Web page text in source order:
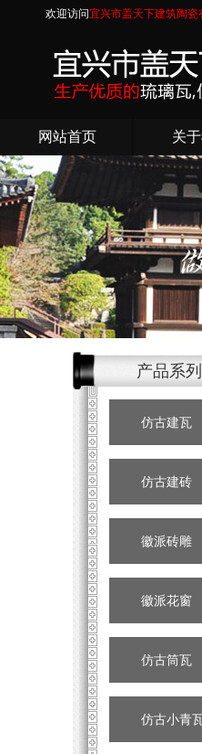
欢迎访问宜兴市盖天下建筑陶瓷
网站首页 关
产品系列
仿古建瓦
仿古建砖
徽派砖雕
徽派花窗
仿古筒瓦
仿古小青